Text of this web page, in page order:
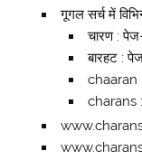
गूगल सर्च में
चारण :
बारहट :
chaaran
charans